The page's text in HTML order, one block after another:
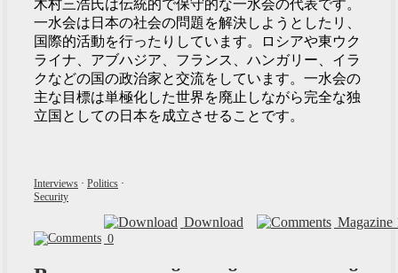
木村三浩氏は伝統的で保守的な一水会の代表です。
一水会は日本の社会の問題を解決しようとしたリ、
国際的活動を行ったりしています。ロシアや東ウク
ライナ、アブハジア、フランス、ハンガリー、イラ
クなどの国の政治家と交流をしています。一水会の
主な目標は単極化した世界を廃止しながら完全な独
立国としての日本を成立させることです。
Interviews · Politics ·
Security
Magazine
Download
0